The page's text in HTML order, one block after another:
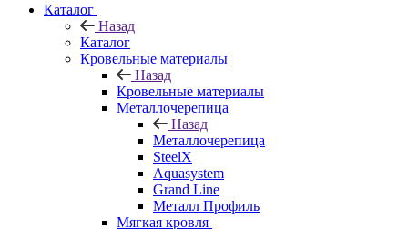
Каталог
Назад
Каталог
Кровельные материалы
Назад
Кровельные материалы
Металлочерепица
Назад
Металлочерепица
SteelX
Aquasystem
Grand Line
Металл Профиль
Мягкая кровля